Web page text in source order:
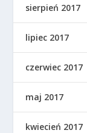
sierpień 2017
lipiec 2017
czerwiec 2017
maj 2017
kwiecień 2017